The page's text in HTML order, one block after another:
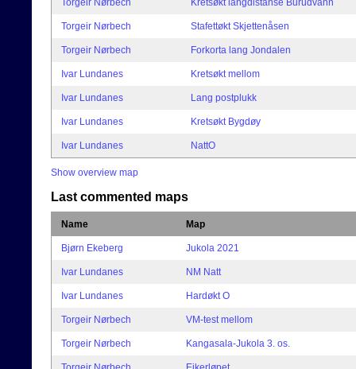
Torgeir Nørbech Stafettøkt Skjettenåsen
Torgeir Nørbech Forkorta lang Jondalen
Ivar Lundanes Kretsøkt mellom
Ivar Lundanes Lang postplukk
Ivar Lundanes Kretsøkt Bygdøy
Ivar Lundanes NattO
Show overview map
Last commented maps
Name Map
Bjørn Ekeberg Jukola 2021
Ivar Lundanes NM Natt
Ivar Lundanes Hardøkt O
Torgeir Nørbech VM-test mellom
Torgeir Nørbech Kangasala-Jukola 3. os.